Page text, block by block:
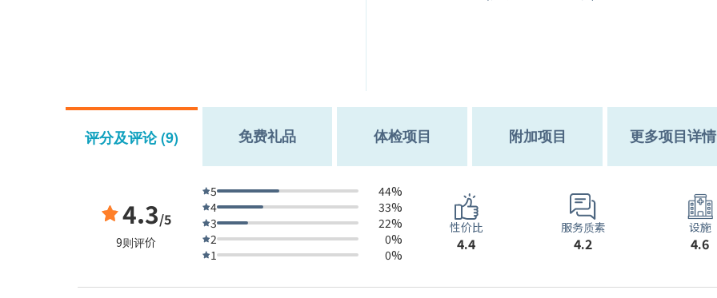
评分及评论 (9) 免费礼品 体检项目 附加项目 更多项目详情
4.3/5
9则评价
5
44%
4
33%
3
22%
2
0%
1
0%
性价比
4.4
服务质素
4.2
设施
4.6